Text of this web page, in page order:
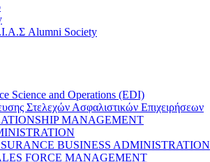
Alumni Society
Science and Operations (EDI)
Στελεχών Ασφαλιστικών Επιχειρήσεων
MANAGEMENT
BUSINESS ADMINISTRATION
FORCE MANAGEMENT